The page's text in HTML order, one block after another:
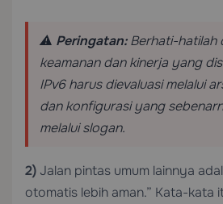
⚠️ Peringatan:Berhati-hatilah
keamanan dan kinerja yang
IPv6 harus dievaluasi melalui
dan konfigurasi yang
melalui slogan.
2) Jalan pintas umum lainnya
otomatis lebih aman.” Kata-kata